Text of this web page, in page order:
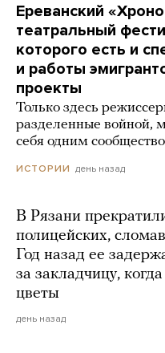
Ереванский
театральный
которого есть и
и работы
проекты
Только здесь
разделенные войной,
себя одним
ИСТОРИИ день назад
В Рязани
полицейских,
Год назад ее
за закладчицу,
цветы
день назад